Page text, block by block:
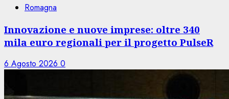
Romagna
Innovazione e nuove imprese: oltre 340
mila euro regionali per il progetto PulseR
6 Agosto 2026 0